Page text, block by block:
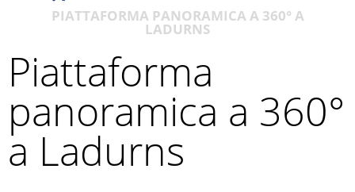
PIATTAFORMA PANORAMICA A 360° A
LADURNS
Piattaforma
panoramica a 360°
a Ladurns